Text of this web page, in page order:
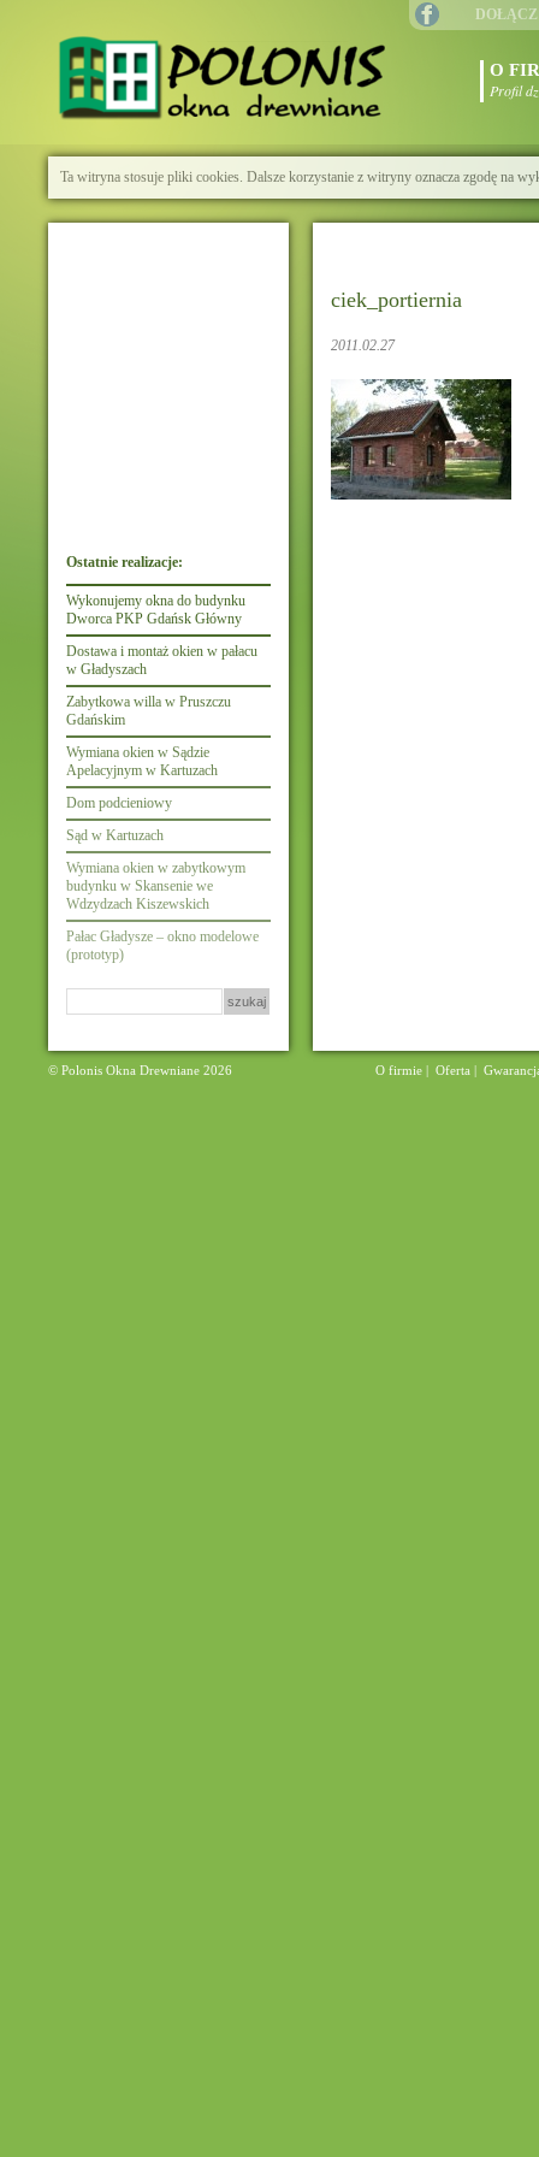
O
Profil
Ta witryna stosuje pliki cookies. Dalsze korzystanie z witryny oznacza zgodę na
Ostatnie realizacje:
Wykonujemy okna do budynku
Dworca PKP Gdańsk Główny
Dostawa i montaż okien w pałacu
w Gładyszach
Zabytkowa willa w Pruszczu
Gdańskim
Wymiana okien w Sądzie
Apelacyjnym w Kartuzach
Dom podcieniowy
Sąd w Kartuzach
Wymiana okien w zabytkowym
budynku w Skansenie we
Wdzydzach Kiszewskich
Pałac Gładysze – okno modelowe
(prototyp)
ciek_portiernia
2011.02.27
© Polonis Okna Drewniane 2026 O firmie | Oferta |